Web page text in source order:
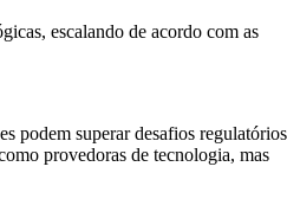
escalando de acordo com as
podem superar desafios regulatórios
provedoras de tecnologia, mas